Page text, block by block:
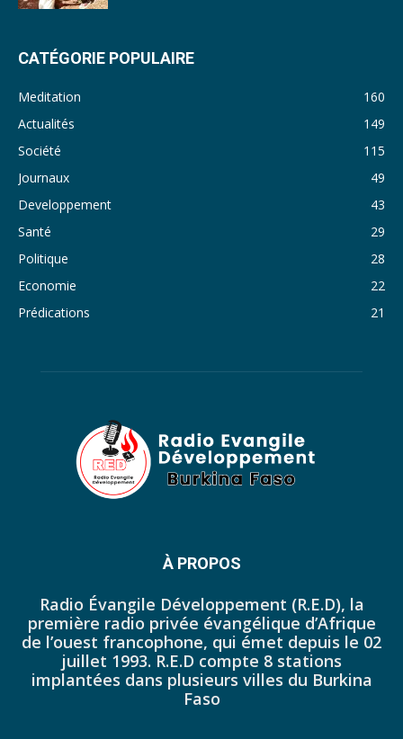
40. Journal du mardi 18 octobre 2022 - Franck Tapsoba
47. Journal du dimanche 09 octobre 2022 - Tapsoba Franck
48. Journal du samedi 08 octobre 2022 - Tapsoba Franck
CATÉGORIE POPULAIRE
Meditation
160
Actualités
149
Société
115
Journaux
49
Developpement
43
Santé
29
Politique
28
Economie
22
Prédications
21
À PROPOS
Radio Évangile Développement (R.E.D), la
première radio privée évangélique d’Afrique
de l’ouest francophone, qui émet depuis le 02
juillet 1993. R.E.D compte 8 stations
implantées dans plusieurs villes du Burkina
Faso